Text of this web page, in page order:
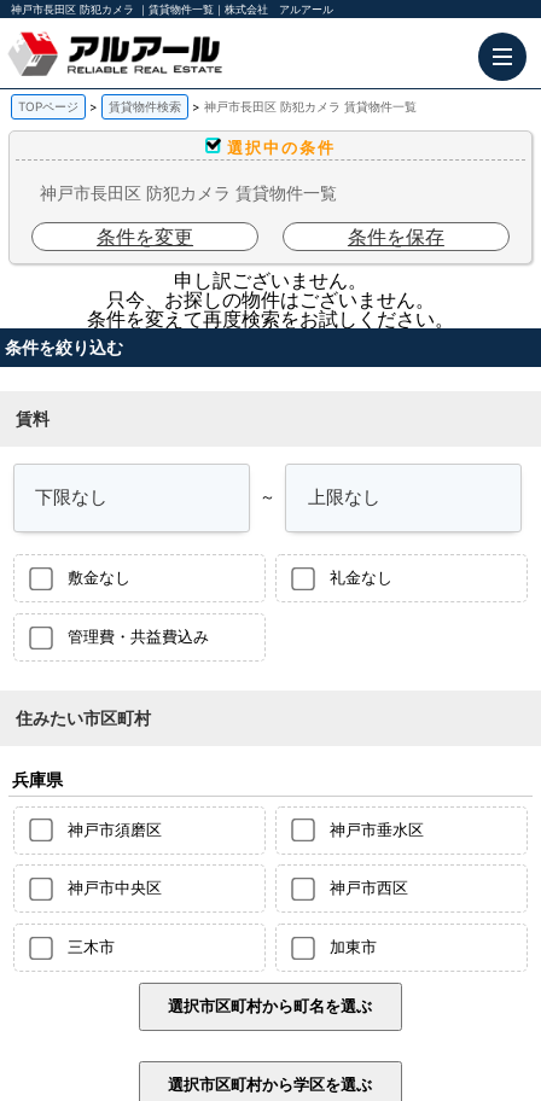
神戸市長田区 防犯カメラ ｜賃貸物件一覧｜株式会社 アルアール
TOPページ 賃貸物件検索 神戸市長田区 防犯カメラ 賃貸物件一覧
選択中の条件
神戸市長田区 防犯カメラ 賃貸物件一覧
条件を変更
条件を保存
申し訳ございません。
只今、お探しの物件はございません。
条件を変えて再度検索をお試しください。
条件を絞り込む
賃料
～
敷金なし 礼金なし
管理費・共益費込み
住みたい市区町村
兵庫県
神戸市須磨区 神戸市垂水区
神戸市中央区 神戸市西区
三木市 加東市